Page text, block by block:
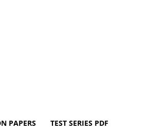
PAPERS TEST SERIES PDF